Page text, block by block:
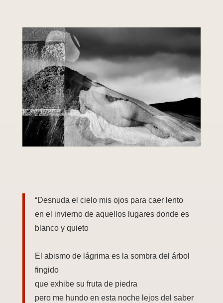
“Desnuda el cielo mis ojos para caer lento
en el invierno de aquellos lugares donde es
blanco y quieto
El abismo de lágrima es la sombra del árbol
fingido
que exhibe su fruta de piedra
pero me hundo en esta noche lejos del saber